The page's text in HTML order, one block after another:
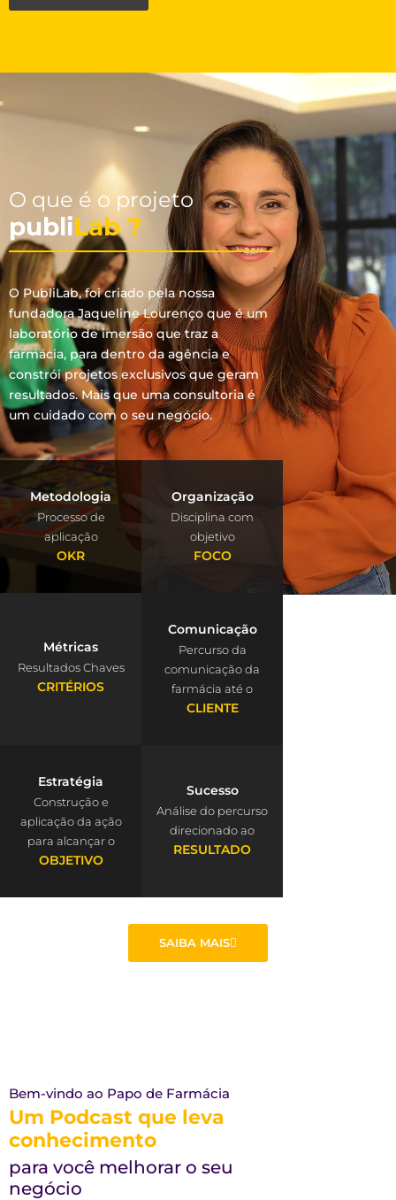
O que é o projeto
publiLab ?
O PubliLab, foi criado pela nossa
fundadora Jaqueline Lourenço que é um
laboratório de imersão que traz a
farmácia, para dentro da agência e
constrói projetos exclusivos que geram
resultados. Mais que uma consultoria é
um cuidado com o seu negócio.
Metodologia
Processo de
aplicação
OKR
Organização
Disciplina com
objetivo
FOCO
Métricas
Resultados Chaves
CRITÉRIOS
Comunicação
Percurso da
comunicação da
farmácia até o
CLIENTE
Estratégia
Construção e
aplicação da ação
para alcançar o
OBJETIVO
Sucesso
Análise do percurso
direcionado ao
RESULTADO
SAIBA MAIS
Bem-vindo ao Papo de Farmácia
Um Podcast que leva
conhecimento
para você melhorar o seu
negócio